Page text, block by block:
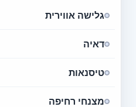
גלישה אווירית
דאיה
טיסנאות
מצנחי רחיפה